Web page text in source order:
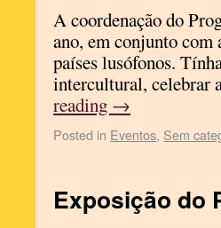
A coordenação do
ano, em conjunto com
países lusófonos.
intercultural, celebrar
reading →
Posted in Eventos, Sem
Exposição do